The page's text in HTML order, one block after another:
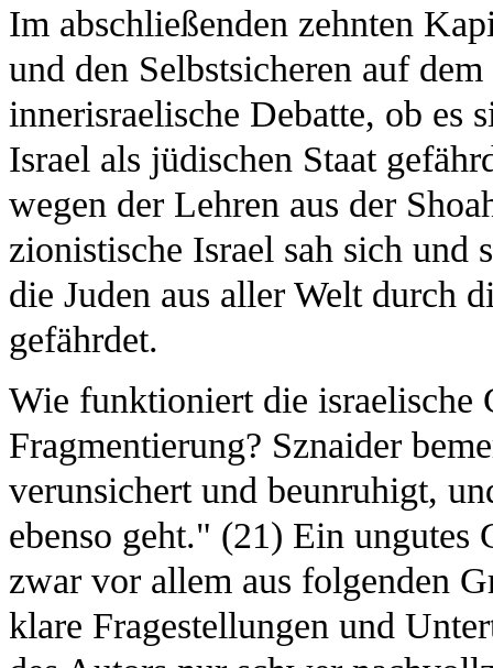
Im abschließenden zehnten
und den Selbstsicheren auf
innerisraelische Debatte, ob
Israel als jüdischen Staat
wegen der Lehren aus der
zionistische Israel sah sich
die Juden aus aller Welt durch
gefährdet.
Wie funktioniert die israelische
Fragmentierung? Sznaider
verunsichert und beunruhigt,
ebenso geht." (21) Ein
zwar vor allem aus folgenden
klare Fragestellungen und